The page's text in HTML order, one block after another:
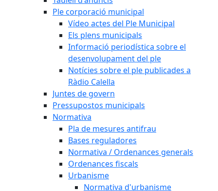
Ple corporació municipal
Vídeo actes del Ple Municipal
Els plens municipals
Informació periodística sobre el
desenvolupament del ple
Notícies sobre el ple publicades a
Ràdio Calella
Juntes de govern
Pressupostos municipals
Normativa
Pla de mesures antifrau
Bases reguladores
Normativa / Ordenances generals
Ordenances fiscals
Urbanisme
Normativa d'urbanisme